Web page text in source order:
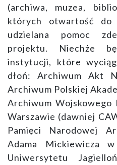
(archiwa, muzea,
których otwartość do
udzielana pomoc
projektu. Niechże
instytucji, które
dłoń: Archiwum Akt
Archiwum Polskiej
Archiwum
Warszawie (dawniej
Pamięci Narodowej
Adama Mickiewicza
Uniwersytetu